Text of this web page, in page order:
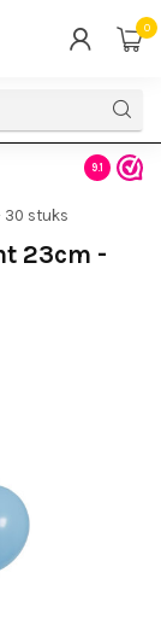
0
Gratis
9.1
30 stuks
23cm -